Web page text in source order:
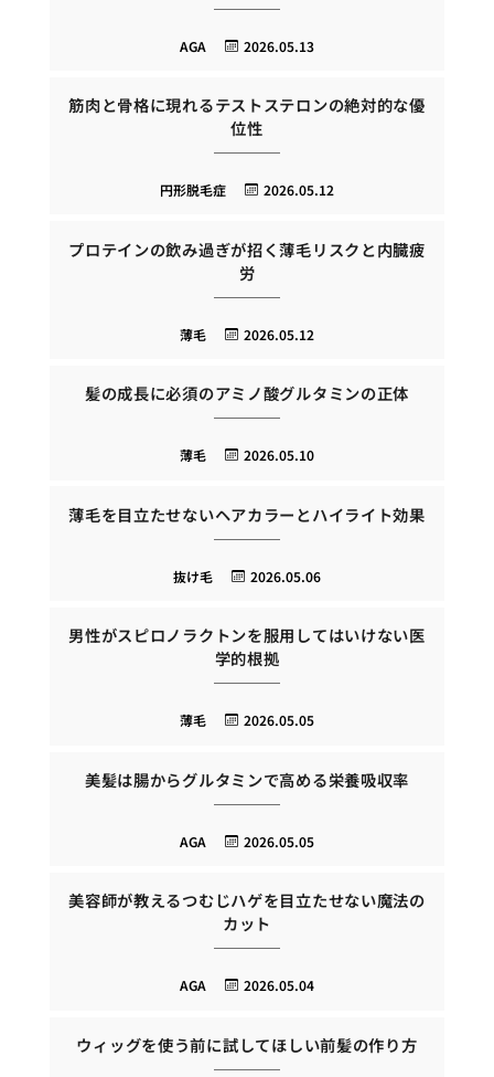
2026.05.13
AGA
筋肉と骨格に現れるテストステロンの絶対的な優
位性
2026.05.12
円形脱毛症
プロテインの飲み過ぎが招く薄毛リスクと内臓疲
労
2026.05.12
薄毛
髪の成長に必須のアミノ酸グルタミンの正体
2026.05.10
薄毛
薄毛を目立たせないヘアカラーとハイライト効果
2026.05.06
抜け毛
男性がスピロノラクトンを服用してはいけない医
学的根拠
2026.05.05
薄毛
美髪は腸からグルタミンで高める栄養吸収率
2026.05.05
AGA
美容師が教えるつむじハゲを目立たせない魔法の
カット
2026.05.04
AGA
ウィッグを使う前に試してほしい前髪の作り方